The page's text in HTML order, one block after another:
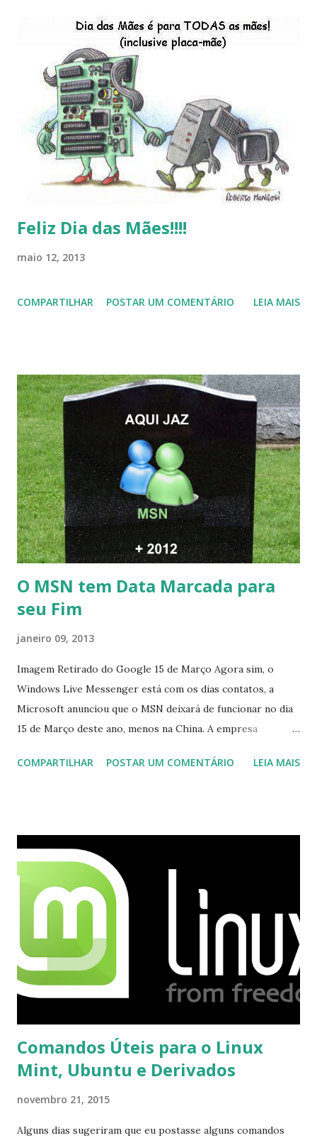
do LibreOffice , o IX Latinoware, a Microsoft boicotando o
Linux (como sempre), o lançamento do Windows 8 e a sua
baixa taxa de adesão pelos usuários, entre out ros. Gostaria
de desejar a todos Boas Festas e que em 2013 possamos
estar juntos novamente. Feliz Natal!!!! F eli z 2013 a todos!!!
Feliz Dia das Mães!!!!
maio 12, 2013
COMPARTILHAR POSTAR UM COMENTÁRIO LEIA MAIS
O MSN tem Data Marcada para
seu Fim
janeiro 09, 2013
Imagem Retirado do Google 15 de Março Agora sim, o
Windows Live Messenger está com os dias contatos, a
Microsoft anunciou que o MSN deixará de funcionar no dia
15 de Março deste ano, menos na China. A empresa
integrado com o serviço do MSN, segundo a empresa, os
o Windows Live (assim como muitos profissionais de TI) ,
mesmo na versão para Linux, claro, sempre existem outras
opções e o Pidgin, que se mostra como opção.
COMPARTILHAR POSTAR UM COMENTÁRIO LEIA MAIS
Comandos Úteis para o Linux
Mint, Ubuntu e Derivados
novembro 21, 2015
Alguns dias sugeriram que eu postasse alguns comandos